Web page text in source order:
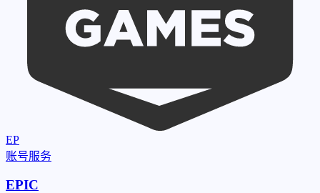
EP
账号服务
EPIC